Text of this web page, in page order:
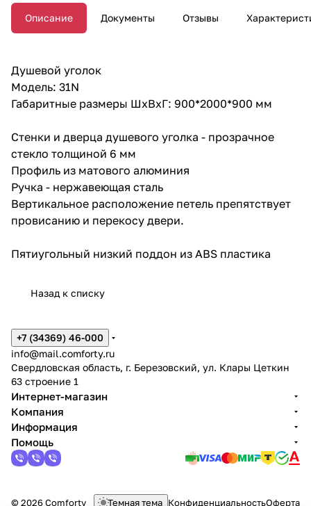
Описание Документы Отзывы
Душевой уголок
Модель: 31N
Габаритные размеры ШхВхГ: 900*2000*900 мм
Стенки и дверца душевого уголка - прозрачное
стекло толщиной 6 мм
Профиль из матового алюминия
Ручка - нержавеющая сталь
Вертикальное расположение петель препятствует
провисанию и перекосу двери.
Пятиугольный низкий поддон из ABS пластика
Назад к списку
+7 (34369) 46-000
info@mail.comforty.ru
Свердловская область, г. Березовский, ул. Клары Цеткин
63 строение 1
Интернет-магазин
Компания
Информация
Помощь
© 2026 Comforty Темная тема КонфиденциальностьОферта